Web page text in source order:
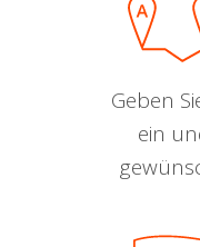
Geben
ein